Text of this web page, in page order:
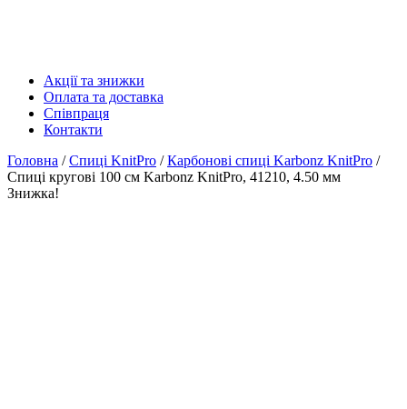
Акції та знижки
Оплата та доставка
Співпраця
Контакти
Головна /Спиці KnitPro /Карбонові спиці Karbonz KnitPro /
Спиці кругові 100 см Karbonz KnitPro, 41210, 4.50 мм
Знижка!